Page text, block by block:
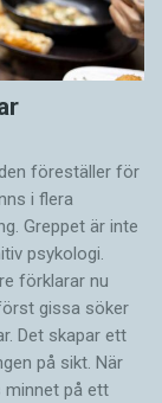
föreställer för
i flera
Greppet är inte
psykologi.
förklarar nu
gissa ­söker
Det skapar ett
på sikt. När
minnet på ett